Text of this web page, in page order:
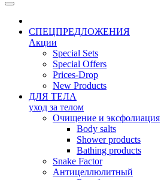
СПЕЦПРЕДЛОЖЕНИЯ
Акции
Special Sets
Special Offers
Prices-Drop
New Products
ДЛЯ ТЕЛА
уход за телом
Oчищение и эксфолиация
Body salts
Shower products
Bathing products
Snake Factor
Антицеллюлитный